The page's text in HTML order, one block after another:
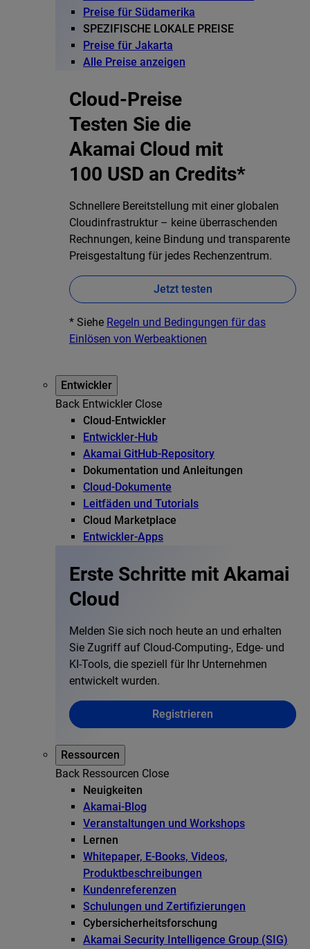
Preise für Südamerika
SPEZIFISCHE LOKALE PREISE
Preise für Jakarta
Alle Preise anzeigen
Cloud-Preise
Testen Sie die
Akamai Cloud mit
100 USD an Credits*
Schnellere Bereitstellung mit einer globalen
Cloudinfrastruktur – keine überraschenden
Rechnungen, keine Bindung und transparente
Preisgestaltung für jedes Rechenzentrum.
Jetzt testen
* Siehe Regeln und Bedingungen für das
Einlösen von Werbeaktionen
Entwickler
Back Entwickler Close
Cloud-Entwickler
Entwickler-Hub
Akamai GitHub-Repository
Dokumentation und Anleitungen
Cloud-Dokumente
Leitfäden und Tutorials
Cloud Marketplace
Entwickler-Apps
Erste Schritte mit Akamai
Cloud
Melden Sie sich noch heute an und erhalten
Sie Zugriff auf Cloud-Computing-, Edge- und
KI-Tools, die speziell für Ihr Unternehmen
entwickelt wurden.
Registrieren
Ressourcen
Back Ressourcen Close
Neuigkeiten
Akamai-Blog
Veranstaltungen und Workshops
Lernen
Whitepaper, E-Books, Videos,
Produktbeschreibungen
Kundenreferenzen
Schulungen und Zertifizierungen
Cybersicherheitsforschung
Akamai Security Intelligence Group (SIG)